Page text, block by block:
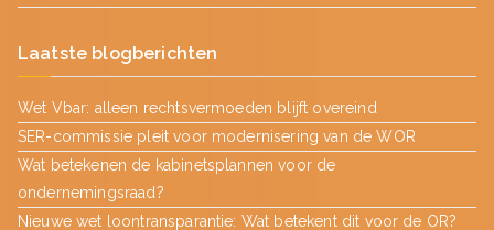
Laatste blogberichten
Wet Vbar: alleen rechtsvermoeden blijft overeind
SER-commissie pleit voor modernisering van de WOR
Wat betekenen de kabinetsplannen voor de
ondernemingsraad?
Nieuwe wet loontransparantie: Wat betekent dit voor de OR?